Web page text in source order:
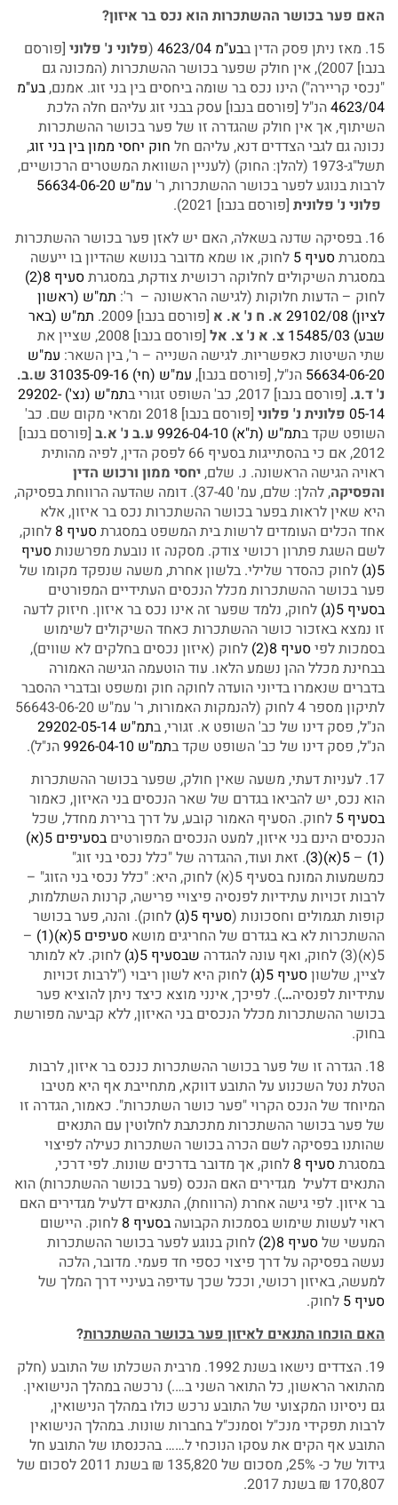
האם פער בכושר ההשתכרות הוא נכס בר איזון?
15. מאז ניתן פסק הדין ב
בע"מ 4623/04 (פלוני נ' פלוני [פורסם
בנבו] 2007), אין חולק שפער בכושר ההשתכרות (המכונה גם
"נכסי קריירה") הינו נכס בר שומה ביחסים בין בני זוג. אמנם,בע"מ
4623/04הנ"ל [פורסם בנבו] עסק בבני זוג עליהם חלה הלכת
השיתוף, אך אין חולק שהגדרה זו של פער בכושר ההשתכרות
נכונה גם לגבי הצדדים דנא, עליהם חל חוק יחסי ממון בין בני זוג,
תשל"ג-1973 (להלן: החוק) (לעניין השוואת המשטרים הרכושיים,
לרבות בנוגע לפער בכושר ההשתכרות, ר' עמ"ש 56634-06-20
פלוני נ' פלונית [פורסם בנבו] 2021).
16. בפסיקה שדנה בשאלה, האם יש לאזן פער בכושר ההשתכרות
במסגרתסעיף 5
לחוק, או שמא מדובר בנושא שהדיון בו ייעשה
במסגרת השיקולים לחלוקה רכושית צודקת, במסגרתסעיף 8(2)
לחוק – הדעות חלוקות (לגישה הראשונה – ר': תמ"ש (ראשון
לציון) 29102/08
א. ח נ' א. א [פורסם בנבו] 2009.
תמ"ש (באר
שבע) 15485/03
צ. א נ' צ. אל
[פורסם בנבו] 2008, שציין את
שתי השיטות כאפשריות. לגישה השנייה – ר', בין השאר: עמ"ש
56634-06-20 הנ"ל, [פורסם בנבו], עמ"ש (חי) 31035-09-16
ש.ב.
נ' ד.ג. [פורסם בנבו] 2017, כב' השופט זגורי ב
תמ"ש (נצ') 29202-
05-14 פלונית נ' פלוני
[פורסם בנבו] 2018 ומראי מקום שם. כב'
השופט שקד בתמ"ש (ת"א) 9926-04-10 ע.ב נ' א.ב [פורסם בנבו]
2012, אם כי בהסתייגות בסעיף 66 לפסק הדין, לפיה מהותית
ראויה הגישה הראשונה. נ. שלם,יחסי ממון ורכוש הדין
והפסיקה
, להלן: שלם, עמ' 37-40). דומה שהדעה הרווחת בפסיקה,
היא שאין לראות בפער בכושר ההשתכרות נכס בר איזון, אלא
אחד הכלים העומדים לרשות בית המשפט במסגרתסעיף 8
לחוק,
לשם השגת פתרון רכושי צודק. מסקנה זו נובעת מפרשנותסעיף
5(ג)
לחוק כהסדר שלילי. בלשון אחרת, משעה שנפקד מקומו של
פער בכושר ההשתכרות מכלל הנכסים העתידיים המפורטים
בסעיף 5(ג)
לחוק, נלמד שפער זה אינו נכס בר איזון. חיזוק לדעה
זו נמצא באזכור כושר ההשתכרות כאחד השיקולים לשימוש
בסמכות לפיסעיף 8(2)
לחוק (איזון נכסים בחלקים לא שווים),
בבחינת מכלל ההן נשמע הלאו. עוד הוטעמה הגישה האמורה
בדברים שנאמרו בדיוני הועדה לחוקה חוק ומשפט ובדברי ההסבר
לתיקון מספר 4 לחוק (להנמקות האמורות, ר' עמ"ש 56643-06-20
הנ"ל, פסק דינו של כב' השופט א. זגורי, בתמ"ש 29202-05-14
הנ"ל, פסק דינו של כב' השופט שקד בתמ"ש 9926-04-10
הנ"ל).
17. לעניות דעתי, משעה שאין חולק, שפער בכושר ההשתכרות
הוא נכס, יש להביאו בגדרם של שאר הנכסים בני האיזון, כאמור
בסעיף 5
לחוק. הסעיף האמור קובע, על דרך ברירת מחדל, שכל
הנכסים הינם בני איזון, למעט הנכסים המפורטים
בסעיפים 5(א)
(1)
– 5(א)(3)
. זאת ועוד, ההגדרה של "כלל נכסי בני זוג"
כמשמעות המונח בסעיף 5(א) לחוק, היא: "כלל נכסי בני הזוג" –
לרבות זכויות עתידיות לפנסיה פיצויי פרישה, קרנות השתלמות,
קופות תגמולים וחסכונות (סעיף 5(ג)
לחוק). והנה, פער בכושר
ההשתכרות לא בא בגדרם של החריגים מושא סעיפים 5(א)(1)
–
5(א)(3) לחוק, ואף עונה להגדרה
שבסעיף 5(ג)
לחוק. לא למותר
לציין, שלשוןסעיף 5(ג)
לחוק היא לשון ריבוי ("לרבות זכויות
עתידיות לפנסיה…). לפיכך, אינני מוצא כיצד ניתן להוציא פער
בכושר ההשתכרות מכלל הנכסים בני האיזון, ללא קביעה מפורשת
בחוק.
18. הגדרה זו של פער בכושר ההשתכרות כנכס בר איזון, לרבות
הטלת נטל השכנוע על התובע דווקא, מתחייבת אף היא מטיבו
המיוחד של הנכס הקרוי "פער כושר השתכרות". כאמור, הגדרה זו
של פער בכושר ההשתכרות מתכתבת לחלוטין עם התנאים
שהותנו בפסיקה לשם הכרה בכושר השתכרות כעילה לפיצוי
במסגרתסעיף 8
לחוק, אך מדובר בדרכים שונות. לפי דרכי,
התנאים דלעיל מגדירים האם הנכס (פער בכושר ההשתכרות) הוא
בר איזון. לפי גישה אחרת (הרווחת), התנאים דלעיל מגדירים האם
ראוי לעשות שימוש בסמכות הקבועה בסעיף 8
לחוק. היישום
המעשי שלסעיף 8(2)
לחוק בנוגע לפער בכושר ההשתכרות
נעשה בפסיקה על דרך פיצוי כספי חד פעמי. מדובר, הלכה
למעשה, באיזון רכושי, וככל שכך עדיפה בעיניי דרך המלך של
סעיף 5
לחוק.
האם הוכחו התנאים לאיזון פער בכושר ההשתכרות?
19. הצדדים נישאו בשנת 1992. מרבית השכלתו של התובע (חלק
מהתואר הראשון, כל התואר השני ב….) נרכשה במהלך הנישואין.
גם ניסיונו המקצועי של התובע נרכש כולו במהלך הנישואין,
לרבות תפקידי מנכ"ל וסמנכ"ל בחברות שונות. במהלך הנישואין
התובע אף הקים את עסקו הנוכחי ל…… בהכנסתו של התובע חל
גידול של כ- 25%, מסכום של 135,820 ₪ בשנת 2011 לסכום של
170,807 ₪ בשנת 2017.